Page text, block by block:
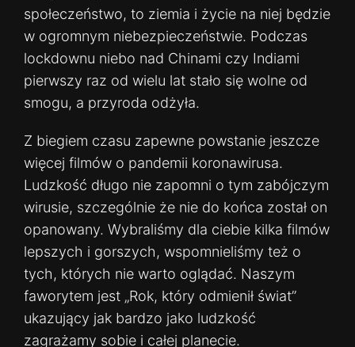
społeczeństwo, to ziemia i życie na niej będzie
w ogromnym niebezpieczeństwie. Podczas
lockdownu niebo nad Chinami czy Indiami
pierwszy raz od wielu lat stało się wolne od
smogu, a przyroda odżyła.
Z biegiem czasu zapewne powstanie jeszcze
więcej filmów o pandemii koronawirusa.
Ludzkość długo nie zapomni o tym zabójczym
wirusie, szczególnie że nie do końca został on
opanowany. Wybraliśmy dla ciebie kilka filmów
lepszych i gorszych, wspomnieliśmy też o
tych, których nie warto oglądać. Naszym
faworytem jest „Rok, który odmienił świat”
ukazujący jak bardzo jako ludzkość
zagrażamy sobie i całej planecie.